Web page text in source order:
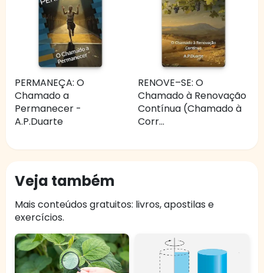
PERMANEÇA: O
Chamado a
Permanecer -
A.P.Duarte
RENOVE–SE: O
Chamado à Renovação
Contínua (Chamado à
Corr...
Veja também
Mais conteúdos gratuitos: livros, apostilas e
exercícios.